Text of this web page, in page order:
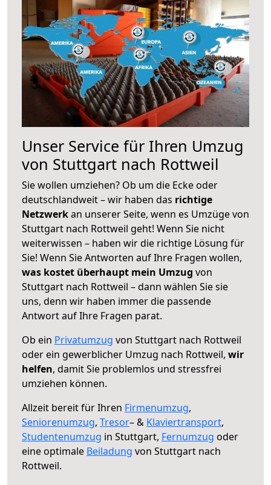
Unser Service für Ihren Umzug
von Stuttgart nach Rottweil
Sie wollen umziehen? Ob um die Ecke oder
deutschlandweit – wir haben das richtige
Netzwerkan unserer Seite, wenn es Umzüge von
Stuttgart nach Rottweil geht! Wenn Sie nicht
weiterwissen – haben wir die richtige Lösung für
Sie! Wenn Sie Antworten auf Ihre Fragen wollen,
was kostet überhaupt mein Umzug von
Stuttgart nach Rottweil – dann wählen Sie sie
uns, denn wir haben immer die passende
Antwort auf Ihre Fragen parat.
Ob ein Privatumzug von Stuttgart nach Rottweil
oder ein gewerblicher Umzug nach Rottweil, wir
helfen, damit Sie problemlos und stressfrei
umziehen können.
Allzeit bereit für Ihren Firmenumzug,
Seniorenumzug, Tresor– & Klaviertransport,
Studentenumzug in Stuttgart, Fernumzug oder
eine optimale Beiladung von Stuttgart nach
Rottweil.